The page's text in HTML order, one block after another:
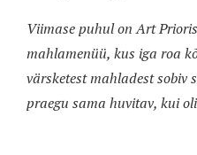
Viimase puhul on Art
mahlamenüü, kus iga roa
värsketest mahladest sobiv
praegu sama huvitav, kui